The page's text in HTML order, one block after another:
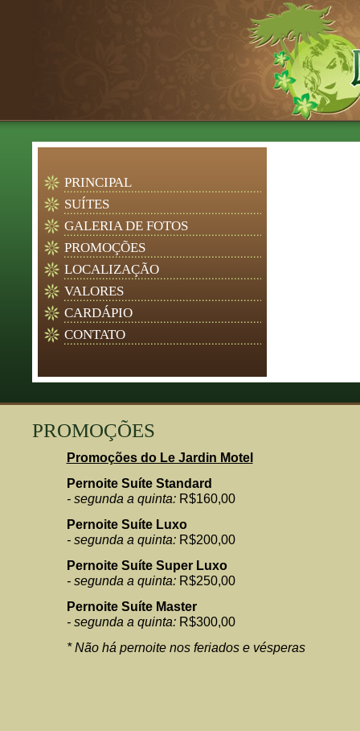
PRINCIPAL
SUÍTES
GALERIA DE FOTOS
PROMOÇÕES
LOCALIZAÇÃO
VALORES
CARDÁPIO
CONTATO
PROMOÇÕES
Promoções do Le Jardin Motel
Pernoite Suíte Standard
- segunda a quinta:R$160,00
Pernoite Suíte Luxo
- segunda a quinta:R$200,00
Pernoite Suíte Super Luxo
- segunda a quinta:R$250,00
Pernoite Suíte Master
- segunda a quinta:R$300,00
* Não há pernoite nos feriados e vésperas